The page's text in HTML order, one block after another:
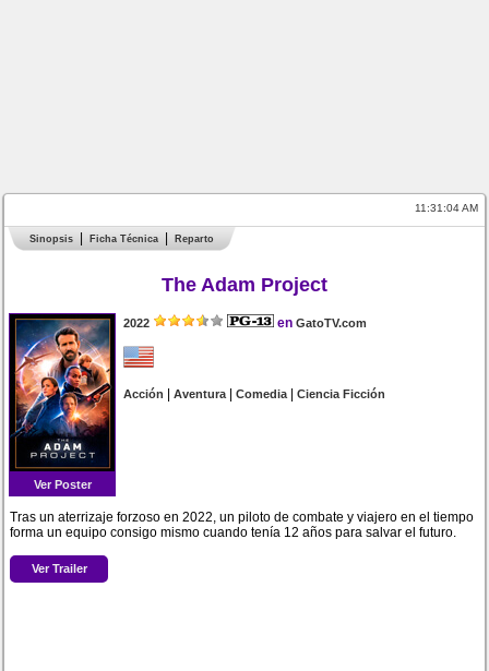
11:31:04 AM
Sinopsis Ficha Técnica Reparto
The Adam Project
Ver Poster
2022 en GatoTV.com
Acción |Aventura|Comedia|Ciencia Ficción
Tras un aterrizaje forzoso en 2022, un piloto de combate y viajero en el tiempo
forma un equipo consigo mismo cuando tenía 12 años para salvar el futuro.
Ver Trailer